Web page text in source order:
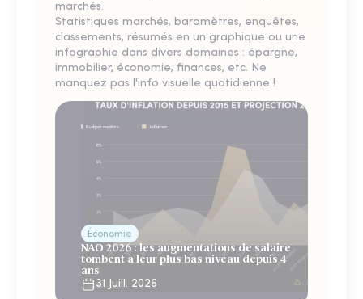
marchés.
Statistiques marchés, baromètres, enquêtes,
classements, résumés en un graphique ou une
infographie dans divers domaines : épargne,
immobilier, économie, finances, etc. Ne
manquez pas l'info visuelle quotidienne !
Économie
NAO 2026 : les augmentations de salaire
tombent à leur plus bas niveau depuis 4
ans
31 Juill. 2026